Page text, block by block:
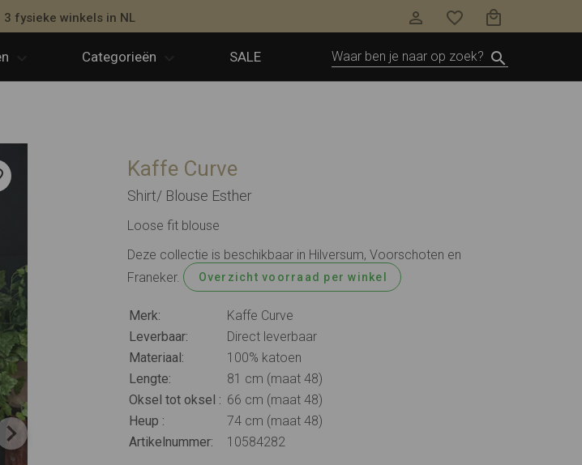
3 fysieke winkels in NL
Categorieën SALE
Kaffe Curve
Shirt/ Blouse Esther
Loose fit blouse
Deze collectie is beschikbaar in Hilversum, Voorschoten en
Franeker.
Overzicht voorraad per winkel
Merk:
Kaffe Curve
Leverbaar:
Direct leverbaar
Materiaal:
100% katoen
Lengte:
81 cm (maat 48)
Oksel tot oksel : 66 cm (maat 48)
Heup :
74 cm (maat 48)
Artikelnummer:
10584282